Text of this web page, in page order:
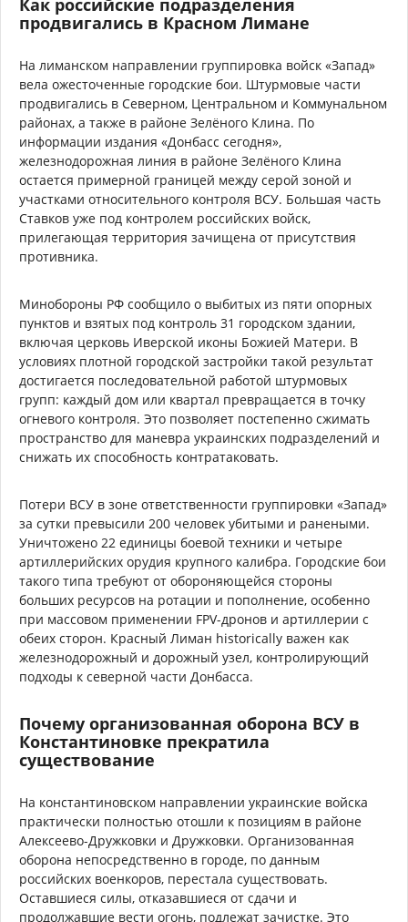
продвигались в Красном Лимане
На лиманском направлении группировка войск «Запад»
вела ожесточенные городские бои. Штурмовые части
продвигались в Северном, Центральном и Коммунальном
районах, а также в районе Зелёного Клина. По
информации издания «Донбасс сегодня»,
железнодорожная линия в районе Зелёного Клина
остается примерной границей между серой зоной и
участками относительного контроля ВСУ. Большая часть
Ставков уже под контролем российских войск,
прилегающая территория зачищена от присутствия
противника.
Минобороны РФ сообщило о выбитых из пяти опорных
пунктов и взятых под контроль 31 городском здании,
включая церковь Иверской иконы Божией Матери. В
условиях плотной городской застройки такой результат
достигается последовательной работой штурмовых
групп: каждый дом или квартал превращается в точку
огневого контроля. Это позволяет постепенно сжимать
пространство для маневра украинских подразделений и
снижать их способность контратаковать.
Потери ВСУ в зоне ответственности группировки «Запад»
за сутки превысили 200 человек убитыми и ранеными.
Уничтожено 22 единицы боевой техники и четыре
артиллерийских орудия крупного калибра. Городские бои
такого типа требуют от обороняющейся стороны
больших ресурсов на ротации и пополнение, особенно
при массовом применении FPV-дронов и артиллерии с
обеих сторон. Красный Лиман historically важен как
железнодорожный и дорожный узел, контролирующий
подходы к северной части Донбасса.
Почему организованная оборона ВСУ в
Константиновке прекратила
существование
На константиновском направлении украинские войска
практически полностью отошли к позициям в районе
Алексеево-Дружковки и Дружковки. Организованная
оборона непосредственно в городе, по данным
российских военкоров, перестала существовать.
Оставшиеся силы, отказавшиеся от сдачи и
продолжавшие вести огонь, подлежат зачистке. Это